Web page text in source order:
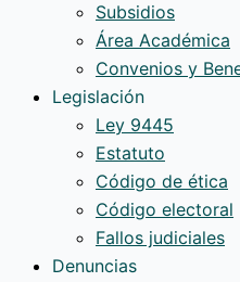
Subsidios
Área Académica
Convenios y
Legislación
Ley 9445
Estatuto
Código de ética
Código electoral
Fallos judiciales
Denuncias